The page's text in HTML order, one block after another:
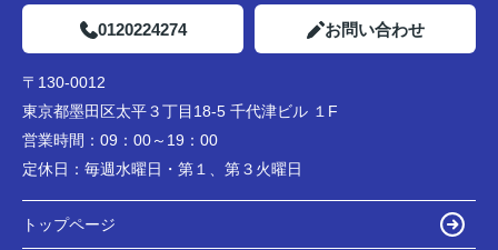
0120224274 お問い合わせ
〒130-0012
東京都墨田区太平３丁目18-5 千代津ビル １F
営業時間： 09：00～19：00
定休日： 毎週水曜日・第１、第３火曜日
トップページ